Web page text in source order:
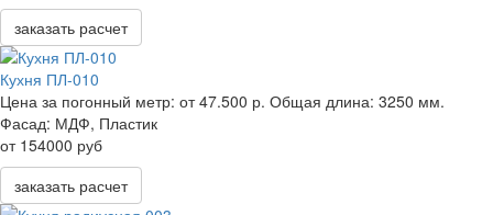
заказать расчет
Кухня ПЛ-010
Цена за погонный метр: от 47.500 р. Общая длина: 3250 мм.
Фасад: МДФ, Пластик
от 154000 руб
заказать расчет